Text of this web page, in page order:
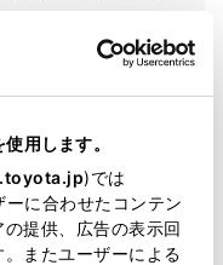
用します。
)では
に合わせたコンテン
提供、広告の表示回
またユーザーによる